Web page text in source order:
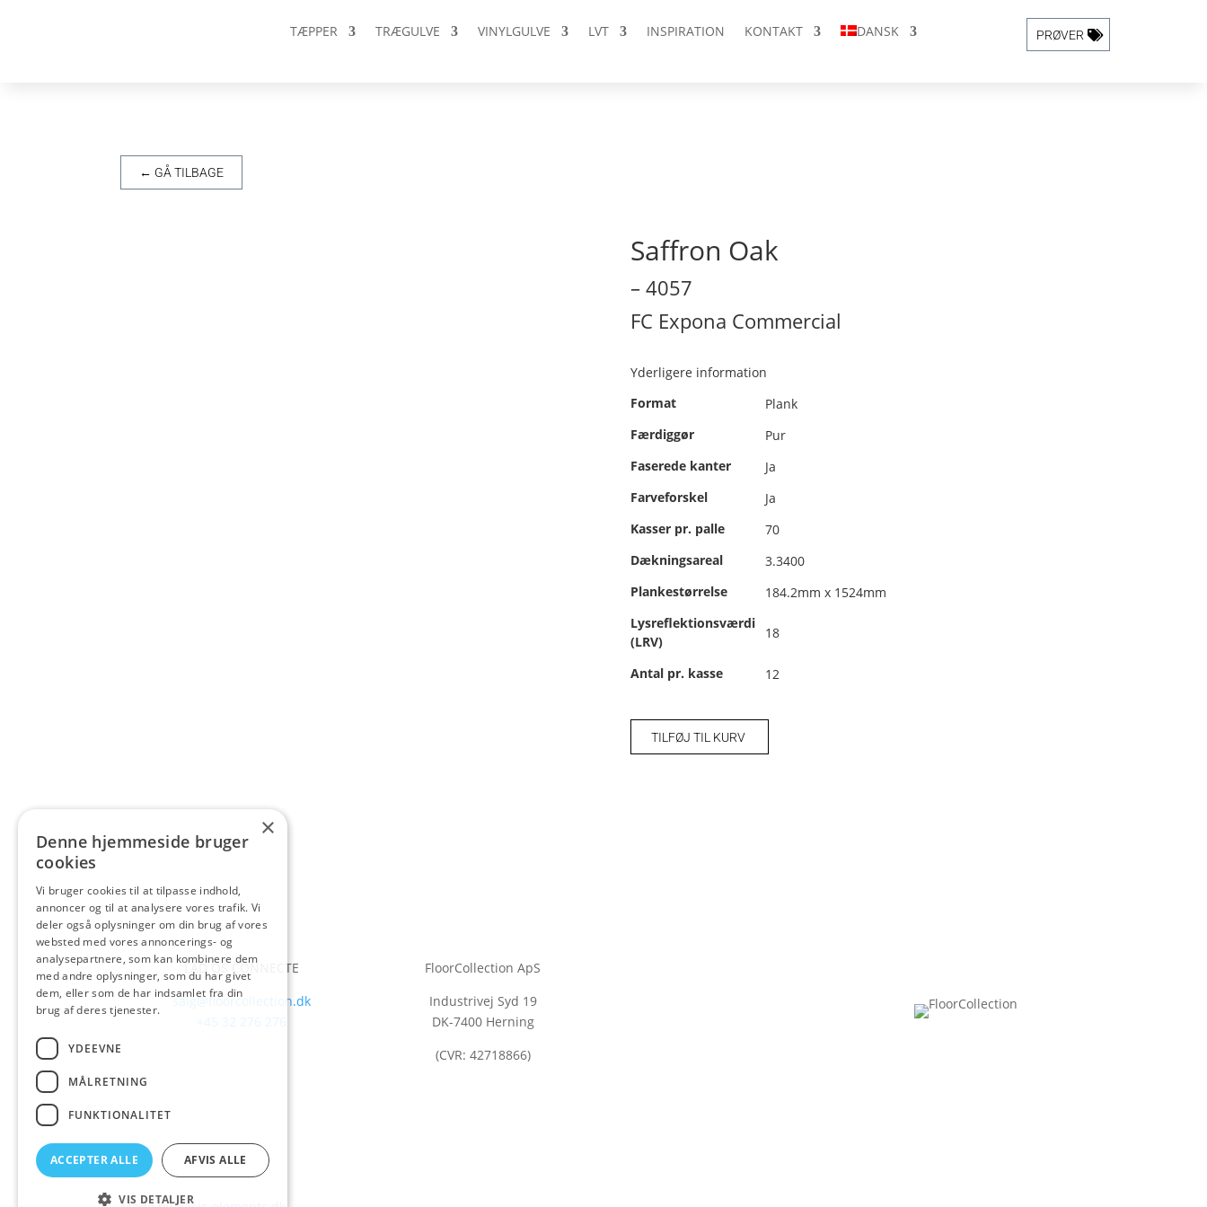
TÆPPER TRÆGULVE VINYLGULVE LVT INSPIRATION KONTAKT DANSK PRØVER
← GÅ TILBAGE
Saffron Oak
– 4057
FC Expona Commercial
Yderligere information
Format
Plank
Færdiggør
Pur
Faserede kanter
Ja
Farveforskel
Ja
Kasser pr. palle
70
Dækningsareal
3.3400
Plankestørrelse
184.2mm x 1524mm
Lysreflektionsværdi
(LRV)
18
Antal pr. kasse 12
TILFØJ TIL KURV
LAD OS CONNECTE
salg@floorcollection.dk
FloorCollection ApS
Industrivej Syd 19
DK-7400 Herning
(CVR: 42718866)
×
Denne hjemmeside bruger
cookies
Vi bruger cookies til at tilpasse indhold,
annoncer og til at analysere vores trafik. Vi
deler også oplysninger om din brug af vores
websted med vores annoncerings- og
analysepartnere, som kan kombinere dem
med andre oplysninger, som du har givet
dem, eller som de har indsamlet fra din
brug af deres tjenester.
YDEEVNE
MÅLRETNING
FUNKTIONALITET
ACCEPTER ALLE AFVIS ALLE
VIS DETALJER